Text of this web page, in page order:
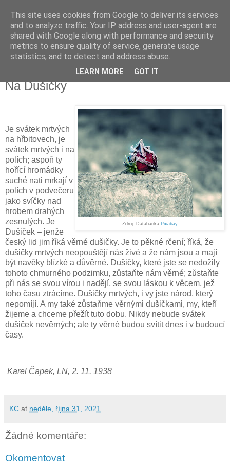
Kapka Karla Čapka
"Věřím v humanitu, v demokracii a v člověka."
neděle 31. října 2021
Na Dušičky
Zdroj: Databanka Pixabay
Je svátek mrtvých
na hřbitovech, je
svátek mrtvých i na
polích; aspoň ty
hořící hromádky
suché nati mrkají v
polích v podvečeru
jako svíčky nad
hrobem drahých
zesnulých. Je
Dušiček – jenže
český lid jim říká věrné dušičky. Je to pěkné rčení; říká, že
dušičky mrtvých neopouštějí nás živé a že nám jsou a mají
být navěky blízké a důvěrné. Dušičky, které jste se nedožily
tohoto chmurného podzimku, zůstaňte nám věrné; zůstaňte
při nás se svou vírou i nadějí, se svou láskou k věcem, jež
toho času ztrácíme. Dušičky mrtvých, i vy jste národ, který
nepomíjí. A my také zůstaňme věrnými dušičkami, my, kteří
žijeme a chceme přežít tuto dobu. Nikdy nebude svátek
dušiček nevěrných; ale ty věrné budou svítit dnes i v budoucí
časy.
Karel Čapek, LN, 2. 11. 1938
KC at neděle, října 31, 2021
Žádné komentáře:
Okomentovat
This site uses cookies from Google to deliver its services
and to analyze traffic. Your IP address and user-agent are
shared with Google along with performance and security
metrics to ensure quality of service, generate usage
statistics, and to detect and address abuse.
LEARN MORE GOT IT